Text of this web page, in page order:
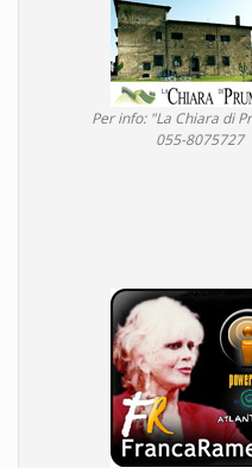
Per info: "La Chiara di
055-8075727